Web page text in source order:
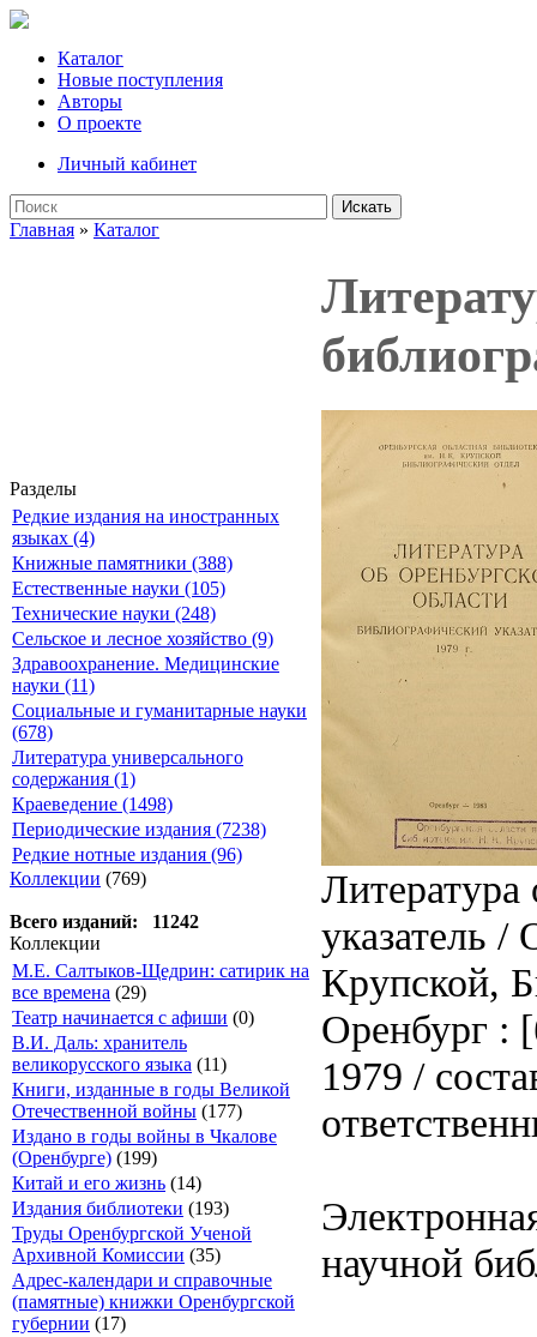
Каталог
Новые поступления
Авторы
О проекте
Личный кабинет
Искать
Главная » Каталог
Разделы
Редкие издания на иностранных
языках (4)
Книжные памятники (388)
Естественные науки (105)
Технические науки (248)
Сельское и лесное хозяйство (9)
Здравоохранение. Медицинские
науки (11)
Социальные и гуманитарные науки
(678)
Литература универсального
содержания (1)
Краеведение (1498)
Периодические издания (7238)
Редкие нотные издания (96)
Коллекции (769)
Всего изданий: 11242
Коллекции
М.Е. Салтыков-Щедрин: сатирик на
все времена (29)
Театр начинается с афиши (0)
В.И. Даль: хранитель
великорусского языка (11)
Книги, изданные в годы Великой
Отечественной войны (177)
Издано в годы войны в Чкалове
(Оренбурге) (199)
Китай и его жизнь (14)
Издания библиотеки (193)
Труды Оренбургской Ученой
Архивной Комиссии (35)
Адрес-календари и справочные
(памятные) книжки Оренбургской
губернии (17)
Литература
указатель /
Крупской,
Оренбург :
1979 /
научной